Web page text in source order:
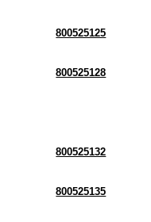
800525125
800525128
800525132
800525135